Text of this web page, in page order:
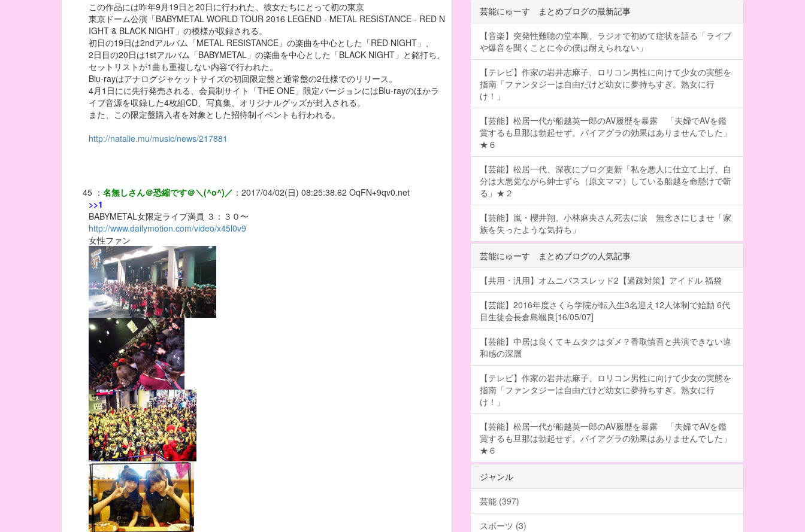
この作品には昨年9月19日と20日に行われた、彼女たちにとって初の東京
東京ドーム公演「BABYMETAL WORLD TOUR 2016 LEGEND - METAL RESISTANCE - RED N
IGHT & BLACK NIGHT」の模様が収録される。
初日の19日は2ndアルバム「METAL RESISTANCE」の楽曲を中心とした「RED NIGHT」、
2日目の20日は1stアルバム「BABYMETAL」の楽曲を中心とした「BLACK NIGHT」と銘打ち、
セットリストが1曲も重複しない内容で行われた。
Blu-rayはアナログジャケットサイズの初回限定盤と通常盤の2仕様でのリリース。
4月1日にに先行発売される、会員制サイト「THE ONE」限定バージョンにはBlu-rayのほかラ
イブ音源を収録した4枚組CD、写真集、オリジナルグッズが封入される。
また、この限定盤購入者を対象とした招待制イベントも行われる。
http://natalie.mu/music/news/217881
45 ： 名無しさん＠恐縮です＠＼(^o^)／ ： 2017/04/02(日) 08:25:38.62 OqFN+9qv0.net
>>1
BABYMETAL女限定ライブ満員 ３：３０〜
http://www.dailymotion.com/video/x45l0v9
女性ファン
芸能にゅーす まとめブログの最新記事
【音楽】突発性難聴の堂本剛、ラジオで初めて症状を語る「ライブ
や爆音を聞くことに今の僕は耐えられない」
【テレビ】作家の岩井志麻子、ロリコン男性に向けて少女の実態を
指南「ファンタジーは自由だけど幼女に夢持ちすぎ。熟女に行
け！」
【芸能】松居一代が船越英一郎のAV履歴を暴露 「夫婦でAVを鑑
賞するも旦那は勃起せず。バイアグラの効果はありませんでした」
★６
【芸能】松居一代、深夜にブログ更新「私を悪人に仕立て上げ、自
分は大悪党ながら紳士ずら（原文ママ）している船越を命懸けで斬
る」★２
【芸能】嵐・櫻井翔、小林麻央さん死去に涙 無念さにじませ「家
族を失ったような気持ち」
芸能にゅーす まとめブログの人気記事
【共用・汎用】オムニバススレッド2【過疎対策】アイドル 福袋
【芸能】2016年度さくら学院が転入生3名迎え12人体制で始動 6代
目生徒会長倉島颯良[16/05/07]
【芸能】中居は良くてキムタクはダメ？香取慎吾と共演できない違
和感の深層
【テレビ】作家の岩井志麻子、ロリコン男性に向けて少女の実態を
指南「ファンタジーは自由だけど幼女に夢持ちすぎ。熟女に行
け！」
【芸能】松居一代が船越英一郎のAV履歴を暴露 「夫婦でAVを鑑
賞するも旦那は勃起せず。バイアグラの効果はありませんでした」
★６
ジャンル
芸能 (397)
スポーツ (3)